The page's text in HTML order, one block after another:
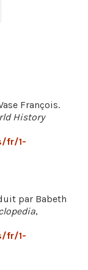
François.
History
fr/1-
par Babeth
,
fr/1-